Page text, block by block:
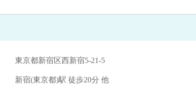
東京都新宿区西新宿5-21-5
新宿(東京都)駅 徒歩20分 他